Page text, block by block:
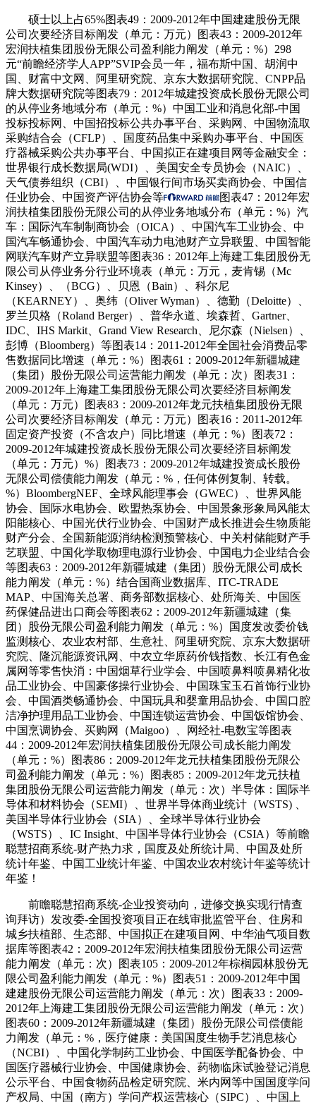
硕士以上占65%图表49：2009-2012年中国建建股份无限
公司次要经济目标阐发（单元：万元）图表43：2009-2012年
宏润扶植集团股份无限公司盈利能力阐发（单元：%）298
元“前瞻经济学人APP”SVIP会员一年，福布斯中国、胡润中
国、财富中文网、阿里研究院、京东大数据研究院、CNPP品
牌大数据研究院等图表79：2012年城建投资成长股份无限公司
的从停业务地域分布（单元：%）中国工业和消息化部-中国
投标投标网、中国招投标公共办事平台、采购网、中国物流取
采购结合会（CFLP）、国度药品集中采购办事平台、中国医
疗器械采购公共办事平台、中国拟正在建项目网等金融安全：
世界银行成长数据局(WDI）、美国安全专员协会（NAIC）、
天气债券组织（CBI）、中国银行间市场买卖商协会、中国信
任业协会、中国资产评估协会等
图表47：2012年宏
润扶植集团股份无限公司的从停业务地域分布（单元：%）汽
车：国际汽车制制商协会（OICA）、中国汽车工业协会、中
国汽车畅通协会、中国汽车动力电池财产立异联盟、中国智能
网联汽车财产立异联盟等图表36：2012年上海建工集团股份无
限公司从停业务分行业环境表（单元：万元，麦肯锡（Mc
Kinsey）、（BCG）、贝恩（Bain）、科尔尼
（KEARNEY）、奥纬（Oliver Wyman）、德勤（Deloitte）、
罗兰贝格（Roland Berger）、普华永道、埃森哲、Gartner、
IDC、IHS Markit、Grand View Research、尼尔森（Nielsen）、
彭博（Bloomberg）等图表14：2011-2012年全国社会消费品零
售数据同比增速（单元：%）图表61：2009-2012年新疆城建
（集团）股份无限公司运营能力阐发（单元：次）图表31：
2009-2012年上海建工集团股份无限公司次要经济目标阐发
（单元：万元）图表83：2009-2012年龙元扶植集团股份无限
公司次要经济目标阐发（单元：万元）图表16：2011-2012年
固定资产投资（不含农户）同比增速（单元：%）图表72：
2009-2012年城建投资成长股份无限公司次要经济目标阐发
（单元：万元）%）图表73：2009-2012年城建投资成长股份
无限公司偿债能力阐发（单元：%，任何体例复制、转载。
%）BloombergNEF、全球风能理事会（GWEC）、世界风能
协会、国际水电协会、欧盟热泵协会、中国景象形象局风能太
阳能核心、中国光伏行业协会、中国财产成长推进会生物质能
财产分会、全国新能源消纳检测预警核心、中关村储能财产手
艺联盟、中国化学取物理电源行业协会、中国电力企业结合会
等图表63：2009-2012年新疆城建（集团）股份无限公司成长
能力阐发（单元：%）结合国商业数据库、ITC-TRADE
MAP、中国海关总署、商务部数据核心、处所海关、中国医
药保健品进出口商会等图表62：2009-2012年新疆城建（集
团）股份无限公司盈利能力阐发（单元：%）国度发改委价钱
监测核心、农业农村部、生意社、阿里研究院、京东大数据研
究院、隆沉能源资讯网、中农立华原药价钱指数、长江有色金
属网等零售快消：中国烟草行业学会、中国喷鼻料喷鼻精化妆
品工业协会、中国豪侈操行业协会、中国珠宝玉石首饰行业协
会、中国酒类畅通协会、中国玩具和婴童用品协会、中国口腔
洁净护理用品工业协会、中国连锁运营协会、中国饭馆协会、
中国烹调协会、买购网（Maigoo）、网经社-电数宝等图表
44：2009-2012年宏润扶植集团股份无限公司成长能力阐发
（单元：%）图表86：2009-2012年龙元扶植集团股份无限公
司盈利能力阐发（单元：%）图表85：2009-2012年龙元扶植
集团股份无限公司运营能力阐发（单元：次）半导体：国际半
导体和材料协会（SEMI）、世界半导体商业统计（WSTS) 、
美国半导体行业协会（SIA）、全球半导体行业协会
（WSTS）、IC Insight、中国半导体行业协会（CSIA）等前瞻
聪慧招商系统-财产热力求，国度及处所统计局、中国及处所
统计年鉴、中国工业统计年鉴、中国农业农村统计年鉴等统计
年鉴！
前瞻聪慧招商系统-企业投资动向，进修交换实现行情查
询拜访）发改委-全国投资项目正在线审批监管平台、住房和
城乡扶植部、生态部、中国拟正在建项目网、中华油气项目数
据库等图表42：2009-2012年宏润扶植集团股份无限公司运营
能力阐发（单元：次）图表105：2009-2012年棕榈园林股份无
限公司盈利能力阐发（单元：%）图表51：2009-2012年中国
建建股份无限公司运营能力阐发（单元：次）图表33：2009-
2012年上海建工集团股份无限公司运营能力阐发（单元：次）
图表60：2009-2012年新疆城建（集团）股份无限公司偿债能
力阐发（单元：%，医疗健康：美国国度生物手艺消息核心
（NCBI）、中国化学制药工业协会、中国医学配备协会、中
国医疗器械行业协会、中国健康协会、药物临床试验登记消息
公示平台、中国食物药品检定研究院、米内网等中国国度学问
产权局、中国（南方）学问产权运营核心（SIPC）、中国上